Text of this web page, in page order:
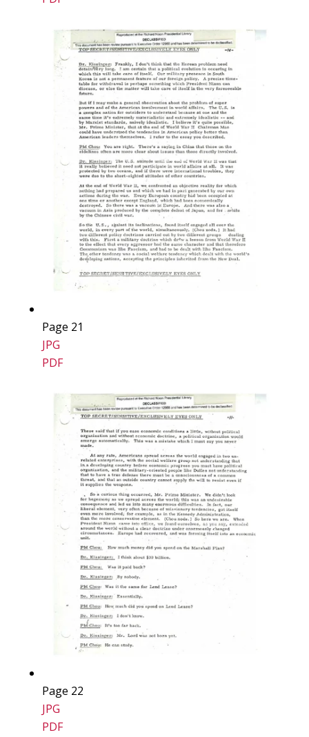
Page 21
JPG
PDF
Page 22
JPG
PDF